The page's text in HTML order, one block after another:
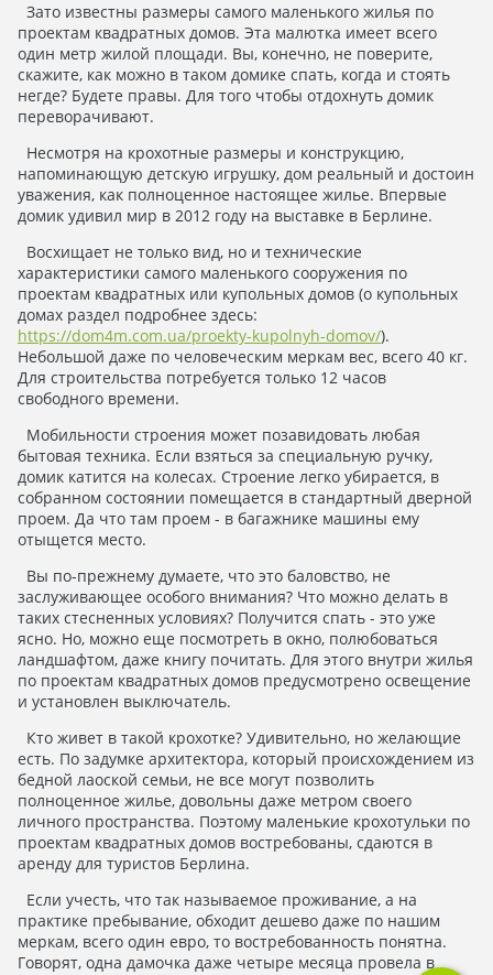
Зато известны размеры самого маленького жилья по
проектам квадратных домов. Эта малютка имеет всего
один метр жилой площади. Вы, конечно, не поверите,
скажите, как можно в таком домике спать, когда и стоять
негде? Будете правы. Для того чтобы отдохнуть домик
переворачивают.
Несмотря на крохотные размеры и конструкцию,
напоминающую детскую игрушку, дом реальный и достоин
уважения, как полноценное настоящее жилье. Впервые
домик удивил мир в 2012 году на выставке в Берлине.
Восхищает не только вид, но и технические
характеристики самого маленького сооружения по
проектам квадратных или купольных домов (о купольных
домах раздел подробнее здесь:
https://dom4m.com.ua/proekty-kupolnyh-domov/).
Небольшой даже по человеческим меркам вес, всего 40 кг.
Для строительства потребуется только 12 часов
свободного времени.
Мобильности строения может позавидовать любая
бытовая техника. Если взяться за специальную ручку,
домик катится на колесах. Строение легко убирается, в
собранном состоянии помещается в стандартный дверной
проем. Да что там проем - в багажнике машины ему
отыщется место.
Вы по-прежнему думаете, что это баловство, не
заслуживающее особого внимания? Что можно делать в
таких стесненных условиях? Получится спать - это уже
ясно. Но, можно еще посмотреть в окно, полюбоваться
ландшафтом, даже книгу почитать. Для этого внутри жилья
по проектам квадратных домов предусмотрено освещение
и установлен выключатель.
Кто живет в такой крохотке? Удивительно, но желающие
есть. По задумке архитектора, который происхождением из
бедной лаоской семьи, не все могут позволить
полноценное жилье, довольны даже метром своего
личного пространства. Поэтому маленькие крохотульки по
проектам квадратных домов востребованы, сдаются в
аренду для туристов Берлина.
Если учесть, что так называемое проживание, а на
практике пребывание, обходит дешево даже по нашим
меркам, всего один евро, то востребованность понятна.
Говорят, одна дамочка даже четыре месяца провела в